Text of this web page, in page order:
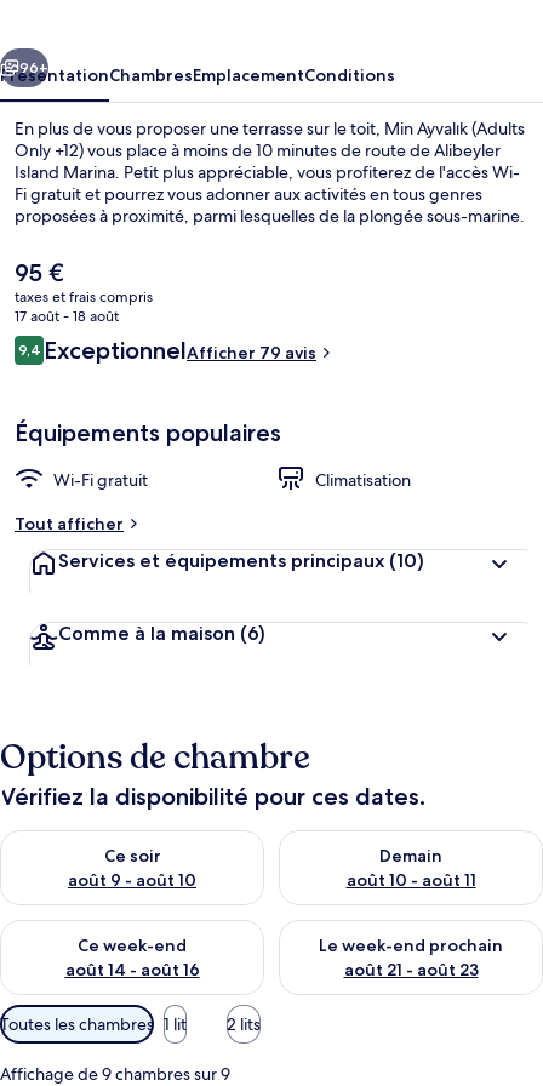
+12)
Suivant
96+
PrésentationChambresEmplacementConditions
En plus de vous proposer une terrasse sur le toit, Min Ayvalık (Adults
Only +12) vous place à moins de 10 minutes de route de Alibeyler
Island Marina. Petit plus appréciable, vous profiterez de l'accès Wi-
Fi gratuit et pourrez vous adonner aux activités en tous genres
proposées à proximité, parmi lesquelles de la plongée sous-marine.
accéder à Plage de Sarimsakli.
Le
prix
actuel
est
de
95 €
taxes et frais compris
17 août - 18 août
Avis
voyageurs
9,49,4 sur 10
ExceptionnelAfficher 79 avis
Équipements populaires
Wi-Fi gratuit
Climatisation
Tout afficher
Services et équipements principaux (10)
Comme à la maison (6)
Options de chambre
Vérifiez la disponibilité pour ces dates.
Ce soir
août 9 - août 10
Vérifier la disponibilité pour ce soir août 9 - août 10
Demain
août 10 - août 11
Vérifier la disponibilité pour
Ce week-end
août 14 - août 16
Vérifier la disponibilité pour ce week-end août 14 - août 16
Le week-end prochain
août 21 - août 23
Vérifier la disponibilité pour
Filtres
disponibles
pour
Toutes les chambres 1 lit 2 lits
Affichage de 9 chambres sur 9